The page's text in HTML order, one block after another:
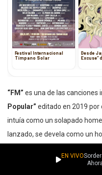
Festival Internacional
Tímpano Solar
Desde Japón
Excuse”
“FM” es una de las canciones
Popular” editado en 2019 por
intuía como un solapado
lanzado, se devela como un
pop nacional que a más de
EN VIVO
Ahora